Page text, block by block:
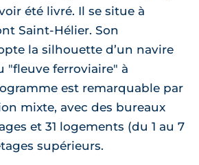
été livré. Il se situe à
Saint-Hélier. Son
la silhouette d’un navire
"fleuve ferroviaire" à
est remarquable par
mixte, avec des bureaux
et 31 logements (du 1 au 7
supérieurs.